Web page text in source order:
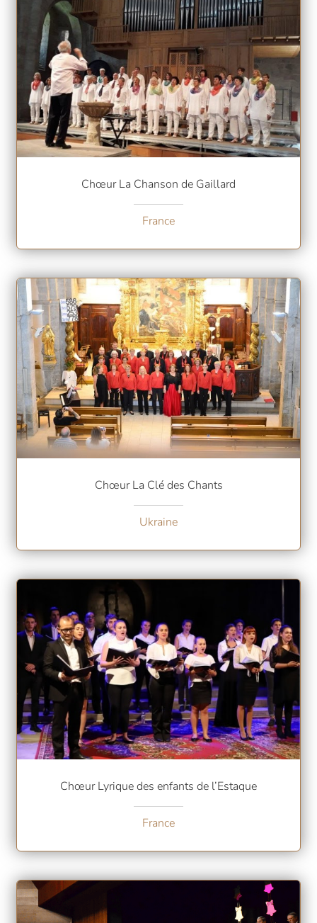
Chœur La Chanson de Gaillard
France
Chœur La Clé des Chants
Ukraine
Chœur Lyrique des enfants de l’Estaque
France